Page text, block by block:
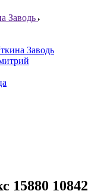
Заводь
Заводь
15880 10842